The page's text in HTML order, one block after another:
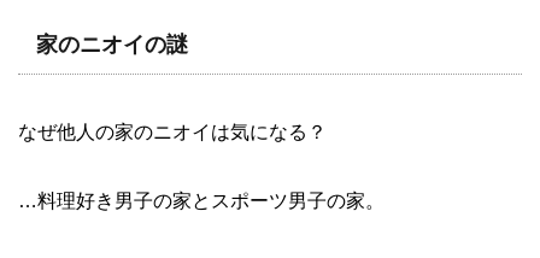
家のニオイの謎
なぜ他人の家のニオイは気になる？
…料理好き男子の家とスポーツ男子の家。